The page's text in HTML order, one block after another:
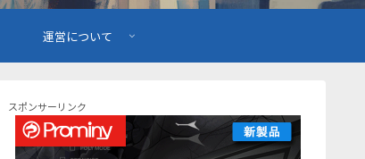
運営について
スポンサーリンク